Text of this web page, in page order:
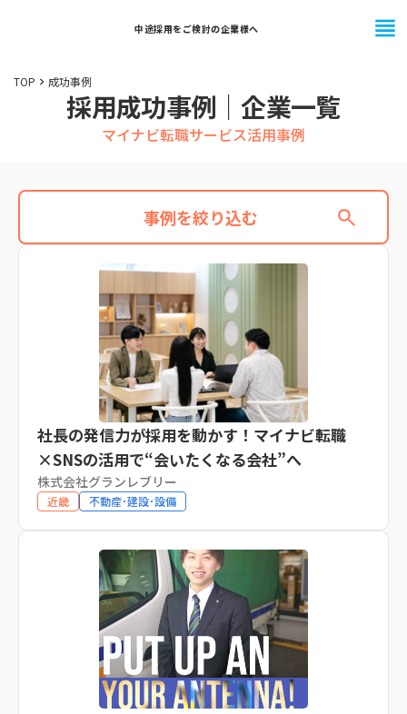
TOP keyboard_arrow_right 成功事例
採用成功事例｜企業一覧
マイナビ転職サービス活用事例
中途採用をご検討の企業様へ view_headline
事例を絞り込む
社長の発信力が採用を動かす！マイナビ転職
×SNSの活用で“会いたくなる会社”へ
株式会社グランレブリー
近畿 不動産･建設･設備